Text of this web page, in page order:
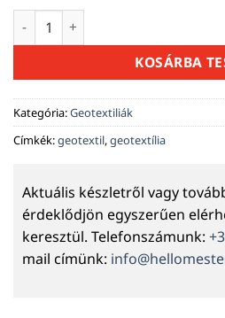
Unibit BS 200g geotextília
KOSÁRBA
Kategória:Geotextiliák
Címkék:geotextil,geotextília
Aktuális készletről vagy
érdeklődjön egyszerűen
keresztül. Telefonszámunk:
mail címünk: